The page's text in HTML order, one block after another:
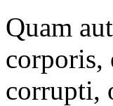
Quam
corporis,
corrupti,